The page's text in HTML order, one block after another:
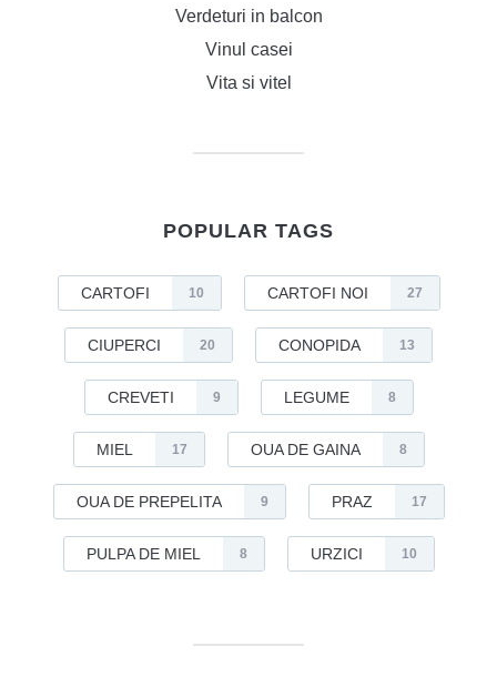
Verdeturi in balcon
Vinul casei
Vita si vitel
POPULAR TAGS
CARTOFI 10 CARTOFI NOI 27
CIUPERCI 20 CONOPIDA 13
CREVETI 9 LEGUME 8
MIEL 17 OUA DE GAINA 8
OUA DE PREPELITA 9 PRAZ 17
PULPA DE MIEL 8 URZICI 10